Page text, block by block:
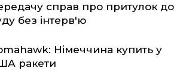
справ про притулок до
без інтерв'ю
Німеччина купить у
ракети